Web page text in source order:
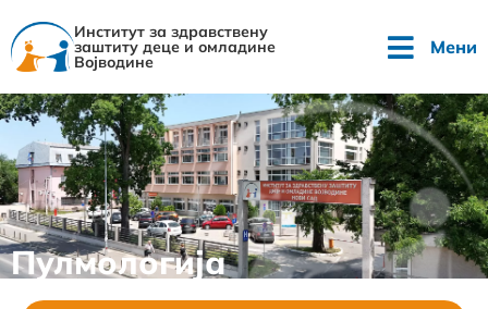
Институт за здравствену
заштиту деце и омладине
Војводине
Мени
Пулмологија